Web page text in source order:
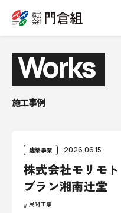
Works
施工事例
建築事業 2026.06.15
株式会社モリモ
ブラン湘南辻堂
民間工事